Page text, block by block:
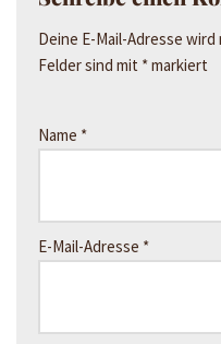
Deine E-Mail-Adresse
Felder sind mit *markiert
Name *
E-Mail-Adresse *